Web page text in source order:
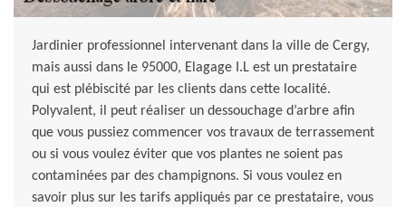
Jardinier professionnel intervenant dans la ville de Cergy,
mais aussi dans le 95000, Elagage I.L est un prestataire
qui est plébiscité par les clients dans cette localité.
Polyvalent, il peut réaliser un dessouchage d’arbre afin
que vous pussiez commencer vos travaux de terrassement
ou si vous voulez éviter que vos plantes ne soient pas
contaminées par des champignons. Si vous voulez en
savoir plus sur les tarifs appliqués par ce prestataire, vous